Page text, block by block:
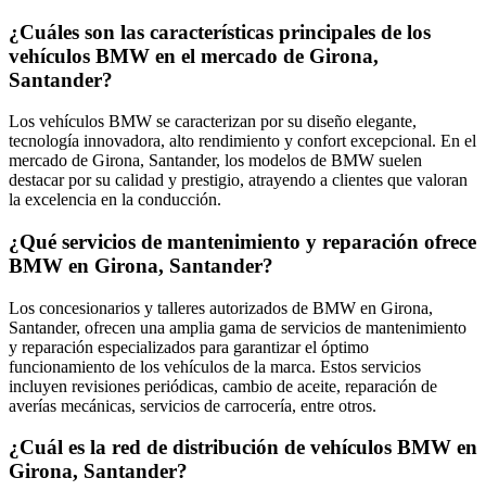
¿Cuáles son las características principales de los
vehículos BMW en el mercado de Girona,
Santander?
Los vehículos BMW se caracterizan por su diseño elegante,
tecnología innovadora, alto rendimiento y confort excepcional. En el
mercado de Girona, Santander, los modelos de BMW suelen
destacar por su calidad y prestigio, atrayendo a clientes que valoran
la excelencia en la conducción.
¿Qué servicios de mantenimiento y reparación ofrece
BMW en Girona, Santander?
Los concesionarios y talleres autorizados de BMW en Girona,
Santander, ofrecen una amplia gama de servicios de mantenimiento
y reparación especializados para garantizar el óptimo
funcionamiento de los vehículos de la marca. Estos servicios
incluyen revisiones periódicas, cambio de aceite, reparación de
averías mecánicas, servicios de carrocería, entre otros.
¿Cuál es la red de distribución de vehículos BMW en
Girona, Santander?